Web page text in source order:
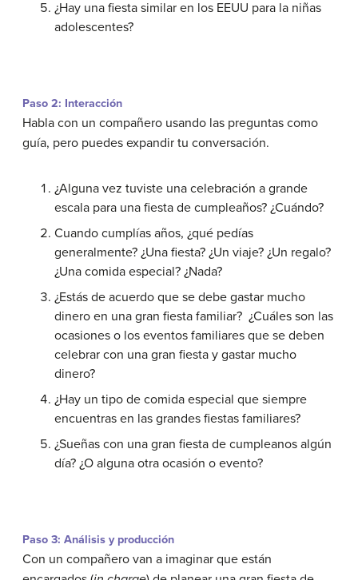
¿Hay una fiesta similar en los EEUU para la niñas
adolescentes?
Paso 2: Interacción
Habla con un compañero usando las preguntas como
guía, pero puedes expandir tu conversación.
¿Alguna vez tuviste una celebración a grande
escala para una fiesta de cumpleaños? ¿Cuándo?
Cuando cumplías años, ¿qué pedías
generalmente? ¿Una fiesta? ¿Un viaje? ¿Un regalo?
¿Una comida especial? ¿Nada?
¿Estás de acuerdo que se debe gastar mucho
dinero en una gran fiesta familiar? ¿Cuáles son las
ocasiones o los eventos familiares que se deben
celebrar con una gran fiesta y gastar mucho
dinero?
¿Hay un tipo de comida especial que siempre
encuentras en las grandes fiestas familiares?
¿Sueñas con una gran fiesta de cumpleanos algún
día? ¿O alguna otra ocasión o evento?
Paso 3: Análisis y producción
Con un compañero van a imaginar que están